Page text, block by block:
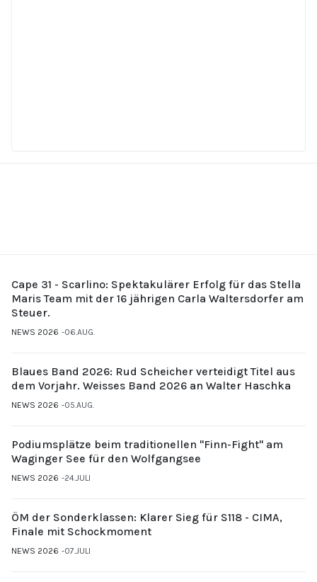
Cape 31 - Scarlino: Spektakulärer Erfolg für das Stella
Maris Team mit der 16 jährigen Carla Waltersdorfer am
Steuer.
NEWS 2026 06.AUG.
Blaues Band 2026: Rud Scheicher verteidigt Titel aus
dem Vorjahr. Weisses Band 2026 an Walter Haschka
NEWS 2026 05.AUG.
Podiumsplätze beim traditionellen "Finn-Fight" am
Waginger See für den Wolfgangsee
NEWS 2026 24.JULI
ÖM der Sonderklassen: Klarer Sieg für S118 - CIMA,
Finale mit Schockmoment
NEWS 2026 07.JULI